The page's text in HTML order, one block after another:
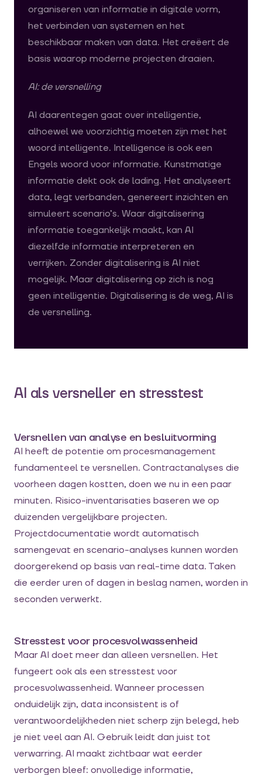
organiseren van informatie in digitale vorm,
het verbinden van systemen en het
beschikbaar maken van data. Het creëert de
basis waarop moderne projecten draaien.
AI: de versnelling
AI daarentegen gaat over intelligentie,
alhoewel we voorzichtig moeten zijn met het
woord intelligente. Intelligence is ook een
Engels woord voor informatie. Kunstmatige
informatie dekt ook de lading. Het analyseert
data, legt verbanden, genereert inzichten en
simuleert scenario’s. Waar digitalisering
informatie toegankelijk maakt, kan AI
diezelfde informatie interpreteren en
verrijken. Zonder digitalisering is AI niet
mogelijk. Maar digitalisering op zich is nog
geen intelligentie. Digitalisering is de weg, AI is
de versnelling.
AI als versneller en stresstest
Versnellen van analyse en besluitvorming
AI heeft de potentie om procesmanagement
fundamenteel te versnellen. Contractanalyses die
voorheen dagen kostten, doen we nu in een paar
minuten. Risico-inventarisaties baseren we op
duizenden vergelijkbare projecten.
Projectdocumentatie wordt automatisch
samengevat en scenario-analyses kunnen worden
doorgerekend op basis van real-time data. Taken
die eerder uren of dagen in beslag namen, worden in
seconden verwerkt.
Stresstest voor procesvolwassenheid
Maar AI doet meer dan alleen versnellen. Het
fungeert ook als een stresstest voor
procesvolwassenheid. Wanneer processen
onduidelijk zijn, data inconsistent is of
verantwoordelijkheden niet scherp zijn belegd, heb
je niet veel aan AI. Gebruik leidt dan juist tot
verwarring. AI maakt zichtbaar wat eerder
verborgen bleef: onvolledige informatie,